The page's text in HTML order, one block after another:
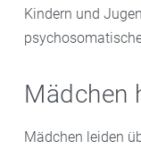
Kindern und
Mädchen
Mädchen leiden